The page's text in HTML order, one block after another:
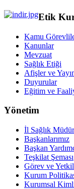
Etik
Kamu
Kanunlar
Mevzuat
Sağlık Etiği
Afişler ve
Duyurular
Eğitim ve
Yönetim
İl Sağlık
Başkanlarımız
Başkan
Teşkilat Şeması
Görev ve
Kurum
Kurumsal